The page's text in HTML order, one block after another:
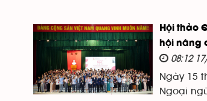
Hội thảo
hội nâng
08:12
Ngày 15
Ngoại